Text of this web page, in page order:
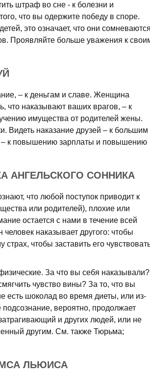
штраф во сне - к болезни и
что вы одержите победу в споре.
это означает, что они
Проявляйте больше уважения к
– к деньгам и славе. Женщина
что наказывают ваших врагов, – к
имущества от родителей жены.
Видеть наказание друзей – к большим
– к повышению зарплаты и повышению
АНГЕЛЬСКОГО СОННИКА
что любой поступок приводит к
или родителей), плохие или
остается с нами в течение всей
наказывает другого: чтобы
чтобы заставить его
За что вы себя наказывали?
чувство вины? За то, что вы
есть шоколад во время диеты, или из-
вероятно, продолжает
и других людей, или не
другим. См. также Тюрьма;
ЛЬЮИСА